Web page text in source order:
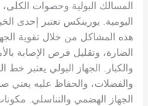
المسالك البولية وحصوات
اليومية. يورينكس تعتبر إحدى
هذه المشاكل من خلال تقوية
الضارة، وتقليل فرص الإصابة
والكبار. الجهاز البولي يعتبر
والفضلات، والحفاظ عليه
الجهاز الهضمي والتناسلي.